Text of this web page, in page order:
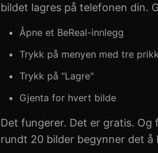
bildet lagres på telefonen din.
Åpne et BeReal-innlegg
Trykk på menyen med tre
Trykk på "Lagre"
Gjenta for hvert bilde
Det fungerer. Det er gratis.
rundt 20 bilder begynner det